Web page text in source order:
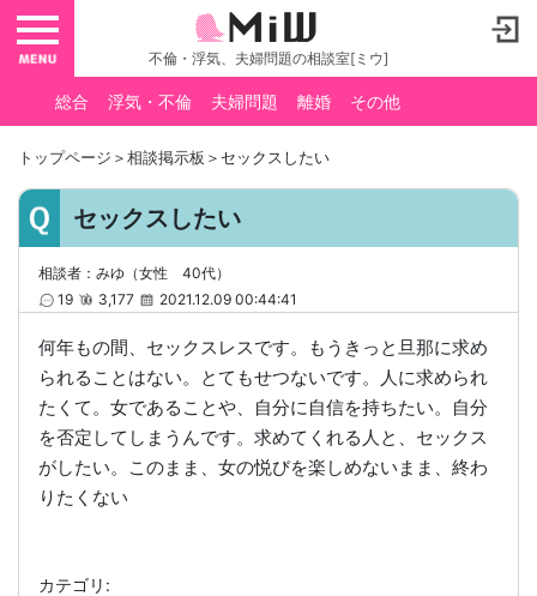
toggle navigation
不倫・浮気、夫婦問題の相談室[ミウ]
総合 浮気・不倫 夫婦問題 離婚 その他
トップページ ＞相談掲示板 ＞セックスしたい
セックスしたい
相談者：みゆ（女性 40代）
19
3,177 2021.12.09 00:44:41
何年もの間、セックスレスです。もうきっと旦那に求め
られることはない。とてもせつないです。人に求められ
たくて。女であることや、自分に自信を持ちたい。自分
を否定してしまうんです。求めてくれる人と、セックス
がしたい。このまま、女の悦びを楽しめないまま、終わ
りたくない
カテゴリ: